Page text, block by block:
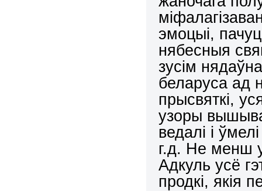
эмоцыі,
нябесныя
зусім
беларуса ад
прысвяткі,
узоры
ведалі і
г.д. Не менш
Адкуль усё
продкі, якія